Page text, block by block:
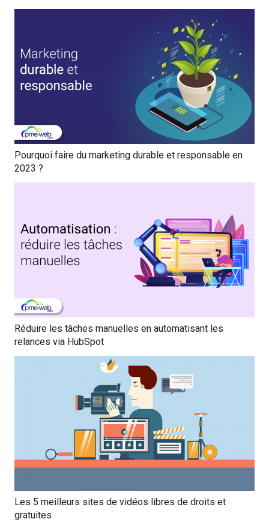
Pourquoi faire du marketing durable et responsable en
2023 ?
Réduire les tâches manuelles en automatisant les
relances via HubSpot
Les 5 meilleurs sites de vidéos libres de droits et
gratuites